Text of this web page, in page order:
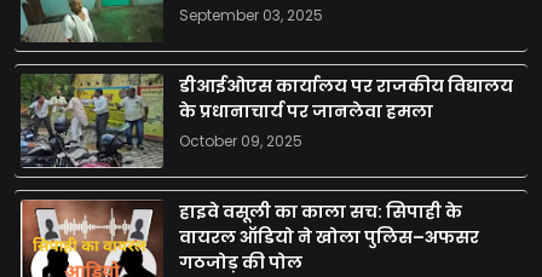
September 03, 2025
डीआईओएस कार्यालय पर राजकीय विद्यालय
के प्रधानाचार्य पर जानलेवा हमला
October 09, 2025
हाइवे वसूली का काला सच: सिपाही के
वायरल ऑडियो ने खोला पुलिस–अफसर
गठजोड़ की पोल